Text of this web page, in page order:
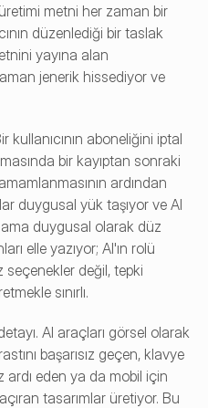
metni her zaman bir
düzenlediği bir taslak
yayına alan
jenerik hissediyor ve
aboneliğini iptal
bir kayıptan sonraki
ardından
duygusal yük taşıyor ve AI
duygusal olarak düz
elle yazıyor; AI'ın rolü
seçenekler değil, tepki
sınırlı.
AI araçları görsel olarak
başarısız geçen, klavye
ardı eden ya da mobil için
tasarımlar üretiyor. Bu